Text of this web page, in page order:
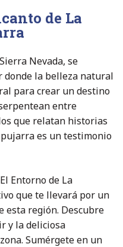
de La
Nevada, se
la belleza natural
para crear un destino
entre
que relatan historias
es un testimonio
Entorno de La
que te llevará por un
esta región. Descubre
y la deliciosa
Sumérgete en un